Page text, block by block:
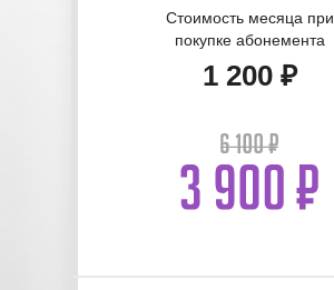
Стоимость месяца при
покупке абонемента
1 200 ₽